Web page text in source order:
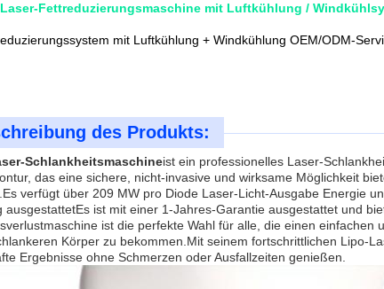
Fettreduzierungsmaschine mit Luftkühlung /
mit Luftkühlung + Windkühlung OEM/ODM-
des Produkts:
Schlankheitsmaschineist ein professionelles Laser-
das eine sichere, nicht-invasive und wirksame Möglichkeit
verfügt über 209 MW pro Diode Laser-Licht-Ausgabe Energie
ausgestattetEs ist mit einer 1-Jahres-Garantie ausgestattet und
ist die perfekte Wahl für alle, die einen
Körper zu bekommen.Mit seinem fortschrittlichen Lipo-
Ergebnisse ohne Schmerzen oder Ausfallzeiten genießen.